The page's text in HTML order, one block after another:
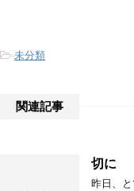
-未分類
関連記事
切に
昨日、